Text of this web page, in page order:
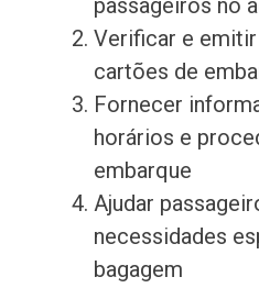
passageiros no
Verificar e emitir
cartões de
Fornecer
horários e
embarque
Ajudar
necessidades
bagagem